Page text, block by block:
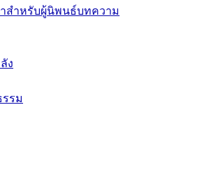
สำหรับผู้นิพนธ์บทความ
ง
รม